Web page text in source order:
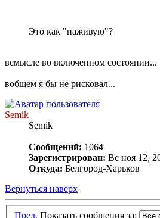
Это как "наживую"?
всмысле во включенном состоянии...
вобщем я бы не рисковал...
Semik
Semik
Сообщений: 1064
Зарегистрирован: Вс ноя 12,
Откуда: Белгород-Харьков
Вернуться наверх
Пред. Показать сообщения за: